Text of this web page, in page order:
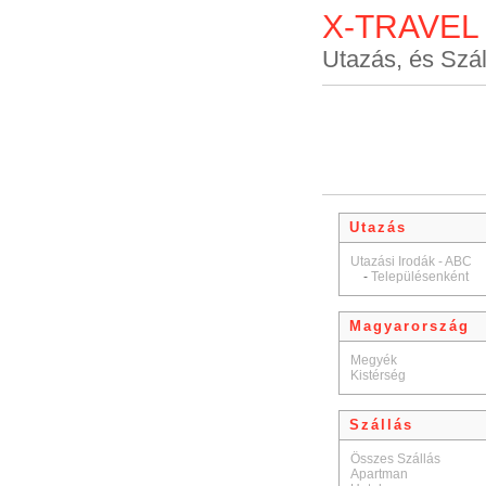
X-TRAVEL
Utazás, és
Utazás
Utazási Irodák - ABC
- Településenként
Magyarország
Megyék
Kistérség
Szállás
Összes Szállás
Apartman